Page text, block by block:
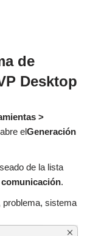
de
Desktop
>
elGeneración
de la lista
.
problema, sistema